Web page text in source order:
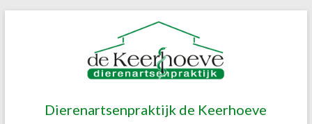
Dierenartsenpraktijk de Keerhoeve